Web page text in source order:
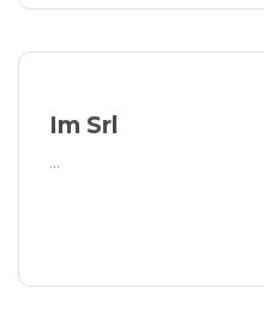
Im Srl
...